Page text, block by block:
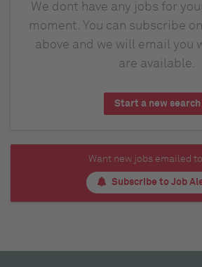
We dont have any jobs for
moment. You can subscribe
above and we will email you
are available.
Start a new search
Want new jobs emailed
Subscribe to Job